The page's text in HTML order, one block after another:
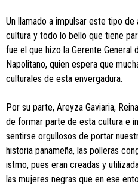
Un llamado a impulsar este tipo
cultura y todo lo bello que tiene
fue el que hizo la Gerente General
Napolitano, quien espera que
culturales de esta envergadura.
Por su parte, Areyza Gaviaria,
de formar parte de esta cultura e
sentirse orgullosos de portar
historia panameña, las polleras
istmo, pues eran creadas y
las mujeres negras que en ese